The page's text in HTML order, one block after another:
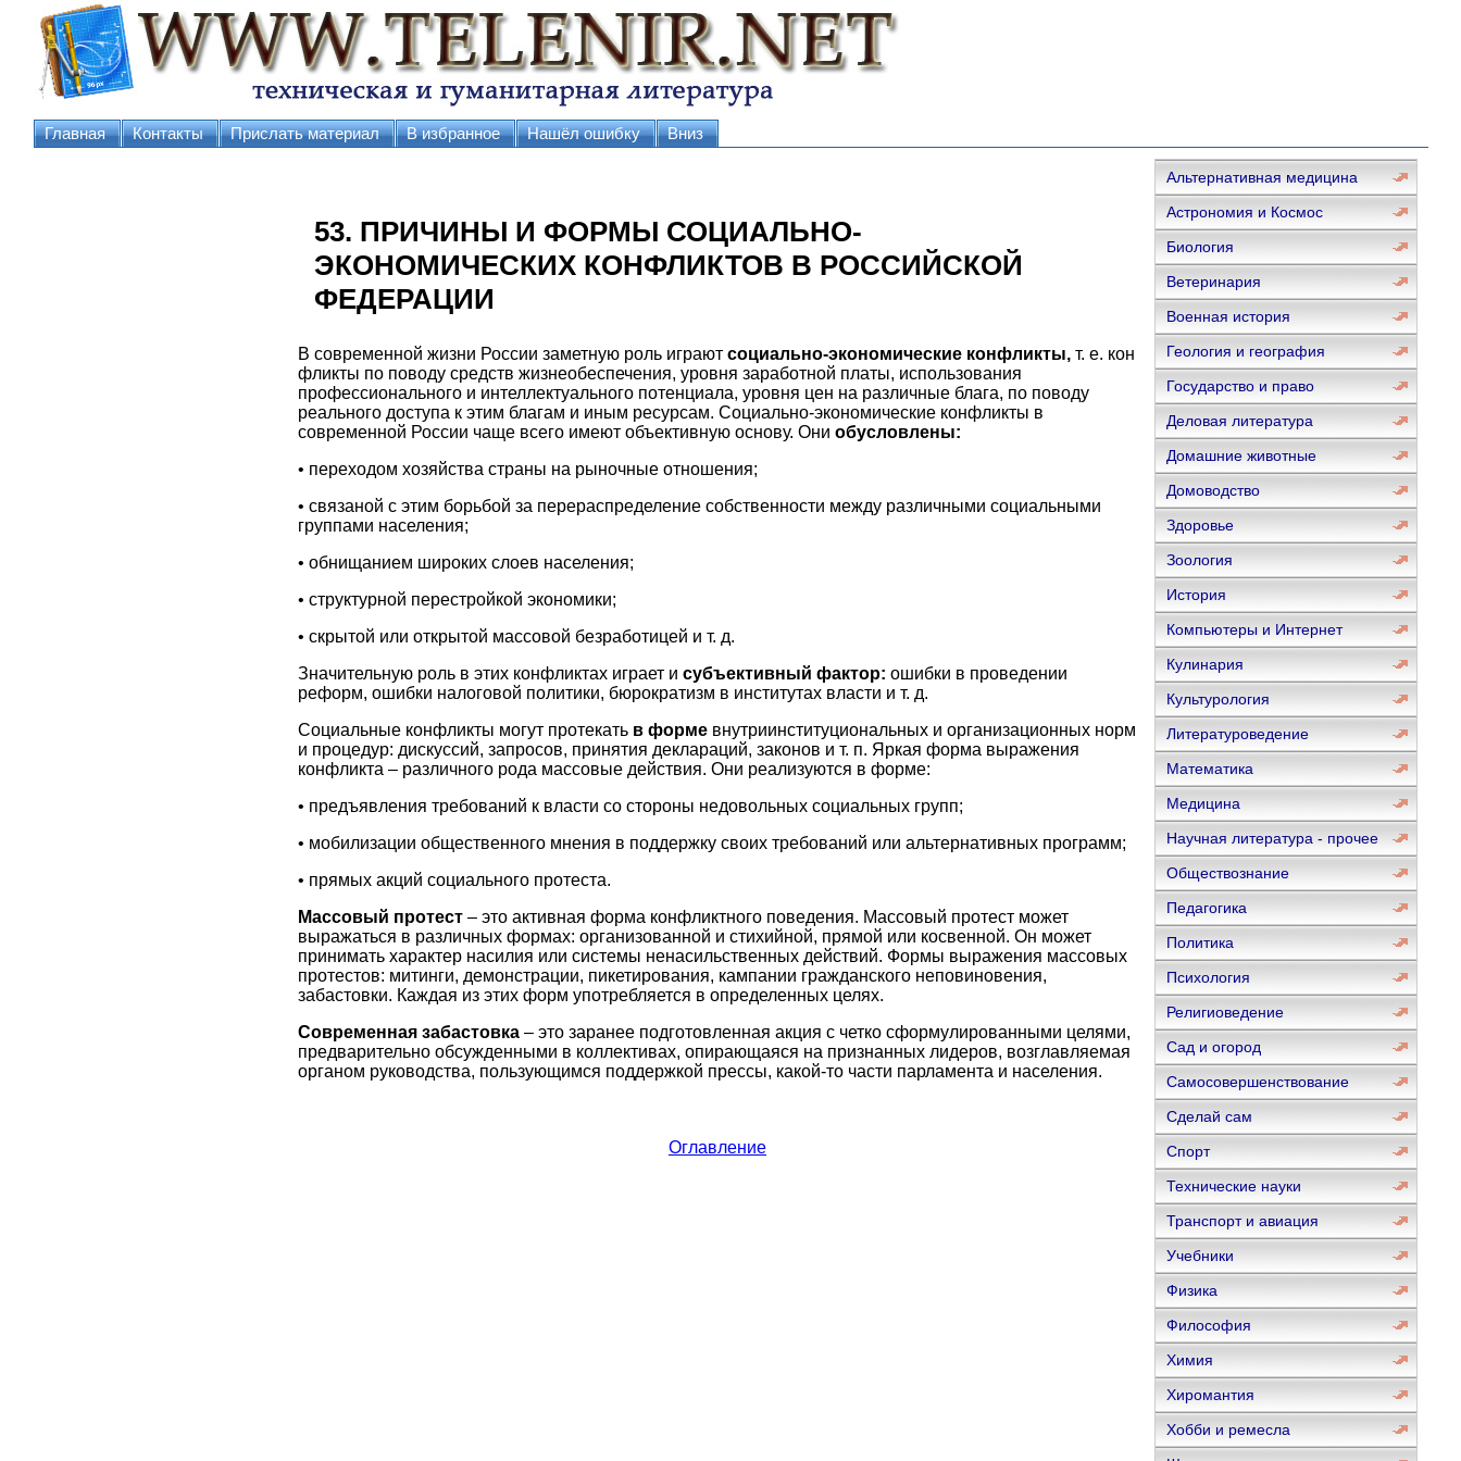
Главная Контакты Прислать материал В избранное Нашёл ошибку Вниз
53. ПРИЧИНЫ И ФОРМЫ СОЦИАЛЬНО-
ЭКОНОМИЧЕСКИХ КОНФЛИКТОВ В РОССИЙСКОЙ
ФЕДЕРАЦИИ
В современной жизни России заметную роль играют социально-экономические конфликты, т. е. кон
фликты по поводу средств жизнеобеспечения, уровня заработной платы, использования
профессионального и интеллектуального потенциала, уровня цен на различные блага, по поводу
реального доступа к этим благам и иным ресурсам. Социально-экономические конфликты в
современной России чаще всего имеют объективную основу. Они обусловлены:
• переходом хозяйства страны на рыночные отношения;
• связаной с этим борьбой за перераспределение собственности между различными социальными
группами населения;
• обнищанием широких слоев населения;
• структурной перестройкой экономики;
• скрытой или открытой массовой безработицей и т. д.
Значительную роль в этих конфликтах играет и субъективный фактор: ошибки в проведении
реформ, ошибки налоговой политики, бюрократизм в институтах власти и т. д.
Социальные конфликты могут протекать в форме внутриинституциональных и организационных норм
и процедур: дискуссий, запросов, принятия деклараций, законов и т. п. Яркая форма выражения
конфликта – различного рода массовые действия. Они реализуются в форме:
• предъявления требований к власти со стороны недовольных социальных групп;
• мобилизации общественного мнения в поддержку своих требований или альтернативных программ;
• прямых акций социального протеста.
Массовый протест – это активная форма конфликтного поведения. Массовый протест может
выражаться в различных формах: организованной и стихийной, прямой или косвенной. Он может
принимать характер насилия или системы ненасильственных действий. Формы выражения массовых
протестов: митинги, демонстрации, пикетирования, кампании гражданского неповиновения,
забастовки. Каждая из этих форм употребляется в определенных целях.
Современная забастовка– это заранее подготовленная акция с четко сформулированными целями,
предварительно обсужденными в коллективах, опирающаяся на признанных лидеров, возглавляемая
органом руководства, пользующимся поддержкой прессы, какой-то части парламента и населения.
Оглавление
Альтернативная медицина
Астрономия и Космос
Биология
Ветеринария
Военная история
Геология и география
Государство и право
Деловая литература
Домашние животные
Домоводство
Здоровье
Зоология
История
Компьютеры и Интернет
Кулинария
Культурология
Литературоведение
Математика
Медицина
Научная литература - прочее
Обществознание
Педагогика
Политика
Психология
Религиоведение
Сад и огород
Самосовершенствование
Сделай сам
Спорт
Технические науки
Транспорт и авиация
Учебники
Физика
Философия
Химия
Хиромантия
Хобби и ремесла